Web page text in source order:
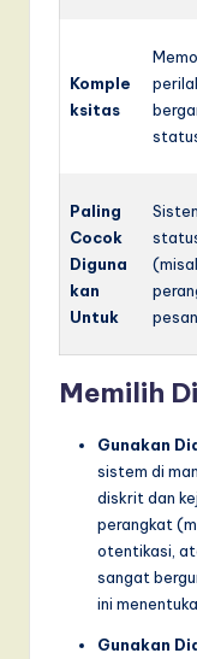
Komple
ksitas
Paling
Cocok
Diguna
kan
Untuk
Memilih
Gunakan
sistem di
diskrit dan
perangkat
otentikasi,
sangat
ini
Gunakan